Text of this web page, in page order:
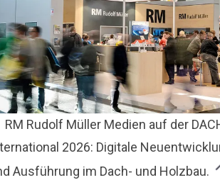
RM Rudolf Müller Medien auf der
2026: Digitale
Ausführung im Dach- und Holzbau.